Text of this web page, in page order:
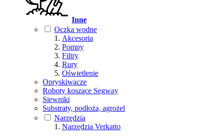
Inne
Oczka wodne
Akcesoria
Pompy
Filtry
Rury
Oświetlenie
Opryskiwacze
Roboty koszące Segway
Siewniki
Substraty, podłoża, agrożel
Narzędzia
Narzędzia Verkatto